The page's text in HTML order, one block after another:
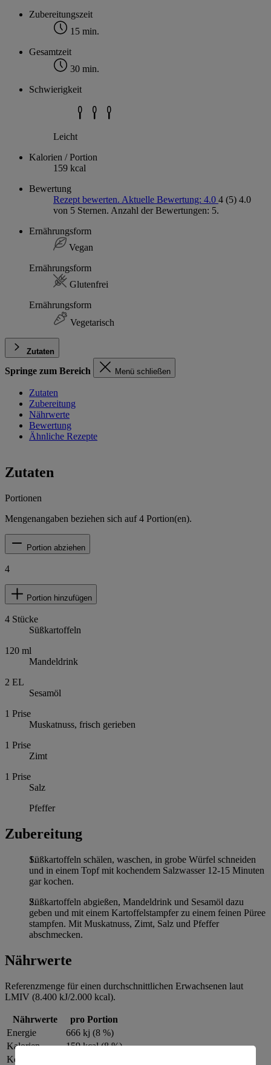
Zubereitungszeit
15 min.
Gesamtzeit
30 min.
Schwierigkeit
Leicht
Kalorien / Portion
159 kcal
Bewertung
Rezept bewerten. Aktuelle Bewertung: 4.0 4 (5) 4.0
von 5 Sternen. Anzahl der Bewertungen: 5.
Ernährungsform
Vegan
Ernährungsform
Glutenfrei
Ernährungsform
Vegetarisch
Zutaten
Springe zum Bereich Menü schließen
Zutaten
Zubereitung
Nährwerte
Bewertung
Ähnliche Rezepte
Zutaten
Portionen
Mengenangaben beziehen sich auf4 Portion(en).
Portion abziehen
4
Portion hinzufügen
4 Stücke
Süßkartoffeln
120 ml
Mandeldrink
2 EL
Sesamöl
1 Prise
Muskatnuss, frisch gerieben
1 Prise
Zimt
1 Prise
Salz
Pfeffer
Zubereitung
Süßkartoffeln schälen, waschen, in grobe Würfel schneiden
und in einem Topf mit kochendem Salzwasser 12-15 Minuten
gar kochen.
Süßkartoffeln abgießen, Mandeldrink und Sesamöl dazu
geben und mit einem Kartoffelstampfer zu einem feinen Püree
stampfen. Mit Muskatnuss, Zimt, Salz und Pfeffer
abschmecken.
Nährwerte
Referenzmenge für einen durchschnittlichen Erwachsenen laut
LMIV (8.400 kJ/2.000 kcal).
Nährwerte
pro Portion
Energie
666 kj (8 %)
Kalorien
159 kcal (8 %)
Kohlenhydrate